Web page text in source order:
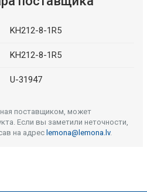
KH212-8-1R5
KH212-8-1R5
U-31947
поставщиком, может
Если вы заметили неточности,
на адрес lemona@lemona.lv.